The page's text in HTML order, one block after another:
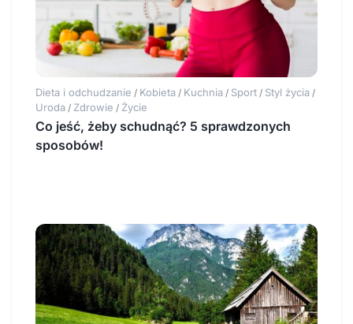
Dieta i odchudzanie / Kobieta / Kuchnia / Sport / Styl życia /
Uroda / Zdrowie / Życie
Co jeść, żeby schudnąć? 5 sprawdzonych
sposobów!